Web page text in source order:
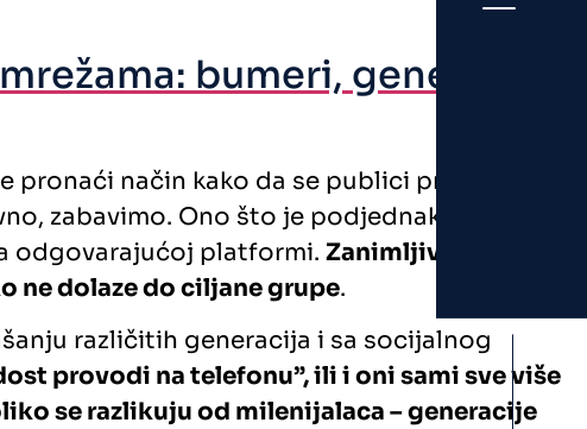
bumeri, generacija
način kako da se publici približimo,
zabavimo. Ono što je podjednako važno
odgovarajućoj platformi. Zanimljivi i
ne dolaze do ciljane grupe.
različitih generacija i sa socijalnog
provodi na telefonu”, ili i oni sami sve više
se razlikuju od milenijalaca – generacije